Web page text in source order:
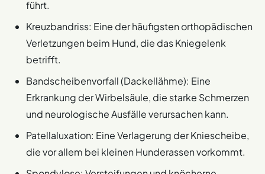
führt.
Kreuzbandriss: Eine der häufigsten orthopädischen
Verletzungen beim Hund, die das Kniegelenk
betrifft.
Bandscheibenvorfall (Dackellähme): Eine
Erkrankung der Wirbelsäule, die starke Schmerzen
und neurologische Ausfälle verursachen kann.
Patellaluxation: Eine Verlagerung der Kniescheibe,
die vor allem bei kleinen Hunderassen vorkommt.